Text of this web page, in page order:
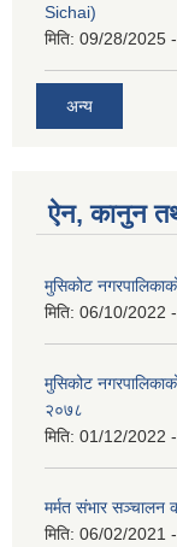
Sichai)
मिति: 09/28/2025
अन्य
ऐन, कानुन
मुसिकोट
मिति: 06/10/2022
मुसिकोट
२०७८
मिति: 01/12/2022
मर्मत संभार सञ्चालन
मिति: 06/02/2021